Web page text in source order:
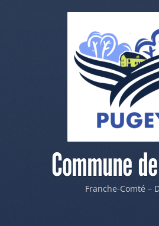
Commune
Franche-Comté –